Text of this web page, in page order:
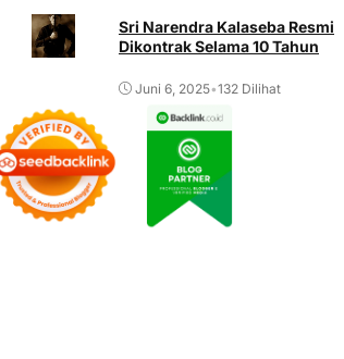
Sri Narendra Kalaseba Resmi
Dikontrak Selama 10 Tahun
Juni 6, 2025•132 Dilihat